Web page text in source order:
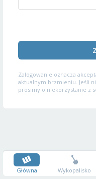
Zalogowanie oznacza
aktualnym brzmieniu. Jeśli
prosimy o niekorzystanie z
Główna Wykopalisko